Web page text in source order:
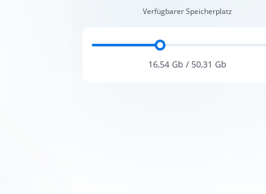
Verfügbarer Speicherplatz
16,54 Gb / 50,31 Gb